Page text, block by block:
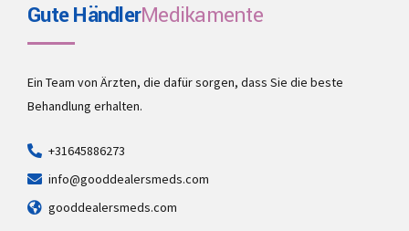
Gute HändlerMedikamente
Ein Team von Ärzten, die dafür sorgen, dass Sie die beste
Behandlung erhalten.
+31645886273
info@gooddealersmeds.com
gooddealersmeds.com